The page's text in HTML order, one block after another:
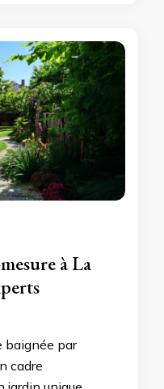
à La
baignée par
cadre